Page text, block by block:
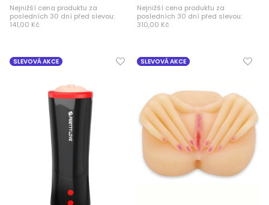
Nejnižší cena produktu za
posledních 30 dní před slevou:
141,00 Kč
Nejnižší cena produktu za
posledních 30 dní před slevou:
310,00 Kč
SLEVOVÁ AKCE SLEVOVÁ AKCE